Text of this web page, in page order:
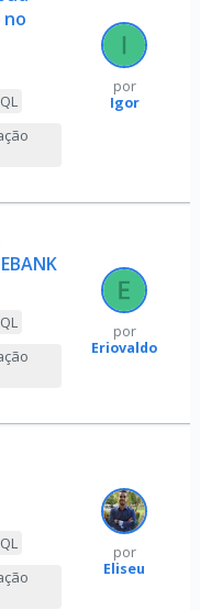
por
Igor
por
Eriovaldo
por
Eliseu